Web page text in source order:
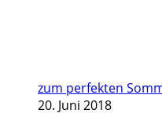
zum perfekten
20. Juni 2018